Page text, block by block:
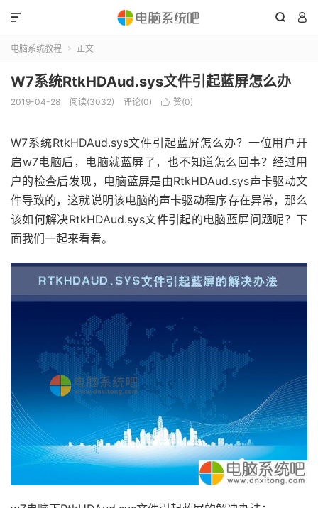
 

电脑系统教程  正文
W7系统RtkHDAud.sys文件引起蓝屏怎么办
2019-04-28 阅读(3032) 评论(0)  赞(0)
W7系统RtkHDAud.sys文件引起蓝屏怎么办？一位用户开
启w7电脑后，电脑就蓝屏了，也不知道怎么回事？经过用
户的检查后发现，电脑蓝屏是由RtkHDAud.sys声卡驱动文
件导致的，这就说明该电脑的声卡驱动程序存在异常，那么
该如何解决RtkHDAud.sys文件引起的电脑蓝屏问题呢？下
面我们一起来看看。